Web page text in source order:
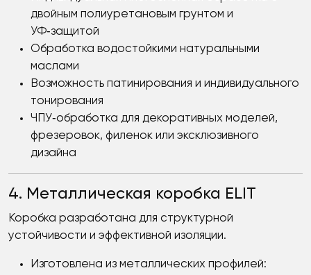
двойным полиуретановым грунтом и
УФ‑защитой
Обработка водостойкими натуральными
маслами
Возможность патинирования и индивидуального
тонирования
ЧПУ‑обработка для декоративных моделей,
фрезеровок, филенок или эксклюзивного
дизайна
4. Металлическая коробка ELIT
Коробка разработана для структурной
устойчивости и эффективной изоляции.
Изготовлена из металлических профилей: